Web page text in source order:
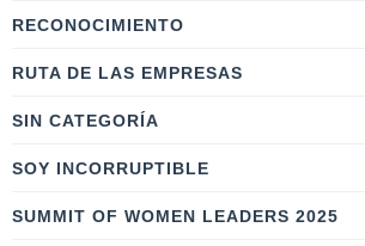
RECONOCIMIENTO
RUTA DE LAS EMPRESAS
SIN CATEGORÍA
SOY INCORRUPTIBLE
SUMMIT OF WOMEN LEADERS 2025